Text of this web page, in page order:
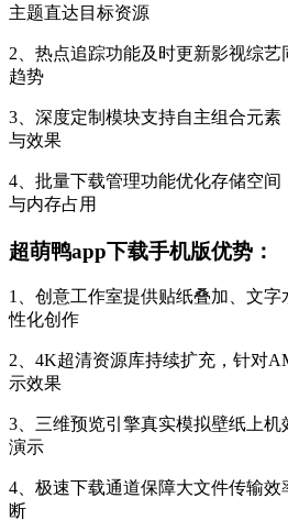
主题直达目标资源
2、热点追踪功能及时更新影视综
趋势
3、深度定制模块支持自主组合元
与效果
4、批量下载管理功能优化存储空
与内存占用
超萌鸭app下载手机版优势：
1、创意工作室提供贴纸叠加、文
性化创作
2、4K超清资源库持续扩充，针对
示效果
3、三维预览引擎真实模拟壁纸上
演示
4、极速下载通道保障大文件传输效
断